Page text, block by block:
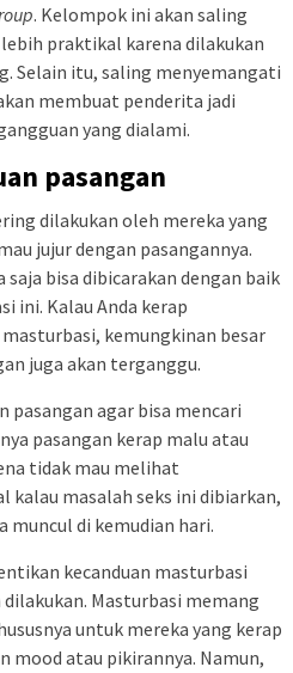
. Kelompok ini akan saling
praktikal karena dilakukan
Selain itu, saling menyemangati
membuat penderita jadi
yang dialami.
pasangan
dilakukan oleh mereka yang
jujur dengan pasangannya.
bisa dibicarakan dengan baik
ini. Kalau Anda kerap
kemungkinan besar
juga akan terganggu.
pasangan agar bisa mencari
pasangan kerap malu atau
tidak mau melihat
kalau masalah seks ini dibiarkan,
muncul di kemudian hari.
kecanduan masturbasi
Masturbasi memang
untuk mereka yang kerap
mood atau pikirannya. Namun,